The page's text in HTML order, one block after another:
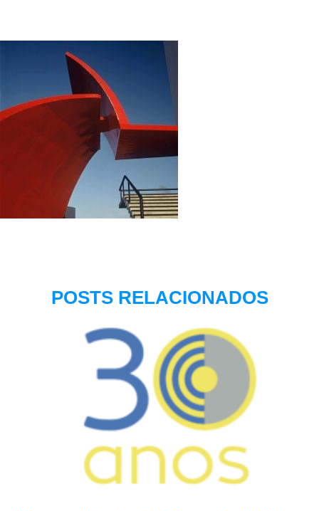
POSTS RELACIONADOS